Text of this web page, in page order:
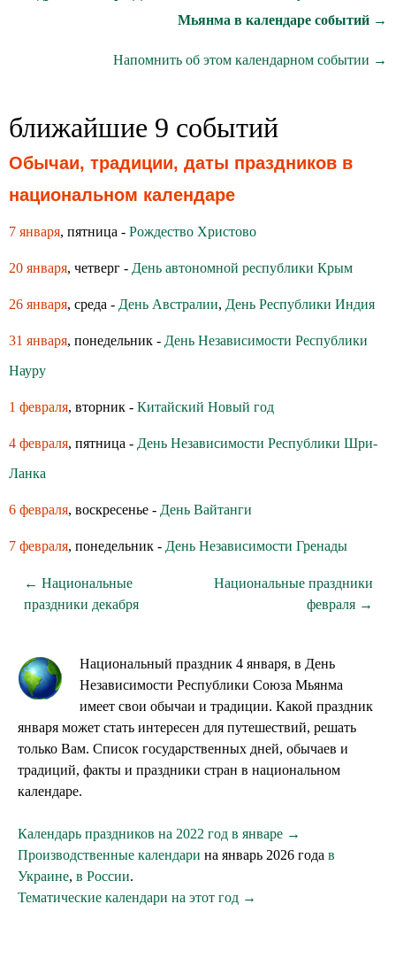
Мьянма в календаре событий →
Напомнить об этом календарном событии →
ближайшие 9 событий
Обычаи, традиции, даты праздников в
национальном календаре
7 января, пятница - Рождество Христово
20 января, четверг - День автономной республики Крым
26 января, среда - День Австралии, День Республики Индия
31 января, понедельник - День Независимости Республики
Науру
1 февраля, вторник - Китайский Новый год
4 февраля, пятница - День Независимости Республики Шри-
Ланка
6 февраля, воскресенье - День Вайтанги
7 февраля, понедельник - День Независимости Гренады
← Национальные
праздники декабря
Национальные праздники
февраля →
Национальный праздник 4 января, в День
Независимости Республики Союза Мьянма
имеет свои обычаи и традиции. Какой праздник
января может стать интересен для путешествий, решать
только Вам. Список государственных дней, обычаев и
традиций, факты и праздники стран в национальном
календаре.
Календарь праздников на 2022 год в январе →
Производственные календари на январь 2026 года в
Украине, в России.
Тематические календари на этот год →